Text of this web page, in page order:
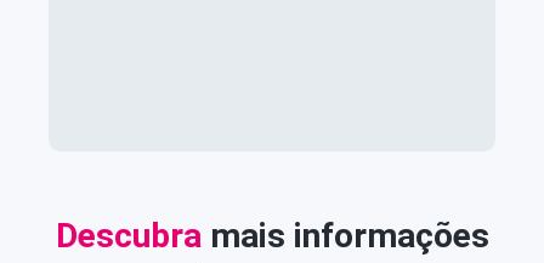
Descubra mais informações